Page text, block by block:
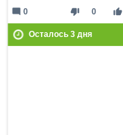
thumb_down 0 thumb_up
mode_comment 0
Осталось 3дня